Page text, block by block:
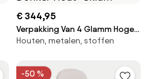
€ 344,95
Verpakking Van 4 Glamm Hoge
Krukken Grijs – Taupe & ↑65 Cm
Houten, metalen, stoffen
-50 %